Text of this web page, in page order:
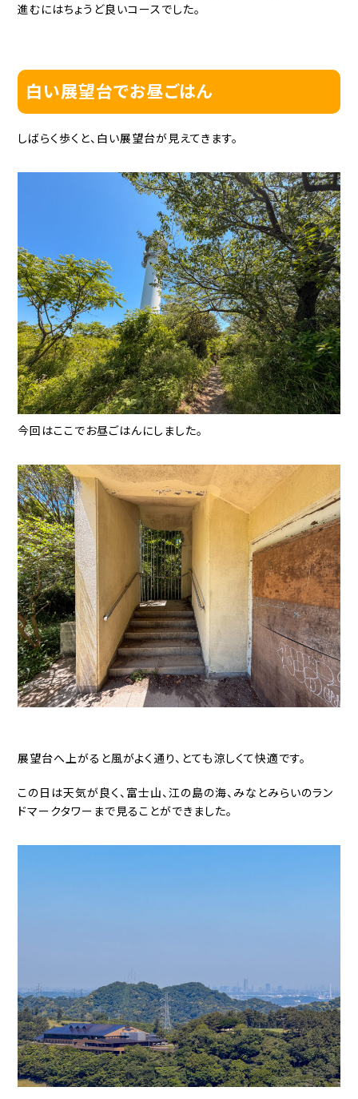
進むにはちょうど良いコースでした。
白い展望台でお昼ごはん
しばらく歩くと、白い展望台が見えてきます。
今回はここでお昼ごはんにしました。
展望台へ上がると風がよく通り、とても涼しくて快適です。
この日は天気が良く、富士山、江の島の海、みなとみらいのラン
ドマークタワーまで見ることができました。